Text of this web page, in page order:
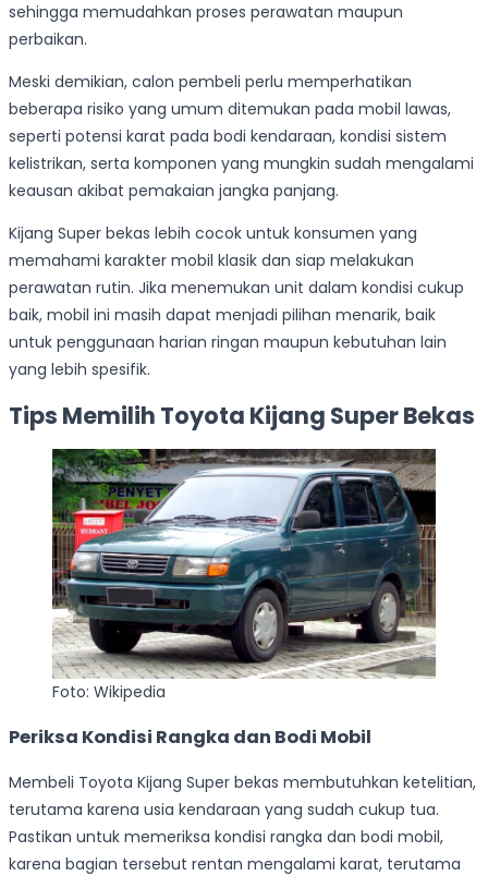
sehingga memudahkan proses perawatan maupun
perbaikan.
Meski demikian, calon pembeli perlu memperhatikan
beberapa risiko yang umum ditemukan pada mobil lawas,
seperti potensi karat pada bodi kendaraan, kondisi sistem
kelistrikan, serta komponen yang mungkin sudah mengalami
keausan akibat pemakaian jangka panjang.
Kijang Super bekas lebih cocok untuk konsumen yang
memahami karakter mobil klasik dan siap melakukan
perawatan rutin. Jika menemukan unit dalam kondisi cukup
baik, mobil ini masih dapat menjadi pilihan menarik, baik
untuk penggunaan harian ringan maupun kebutuhan lain
yang lebih spesifik.
Tips Memilih Toyota Kijang Super Bekas
Foto: Wikipedia
Periksa Kondisi Rangka dan Bodi Mobil
Membeli Toyota Kijang Super bekas membutuhkan ketelitian,
terutama karena usia kendaraan yang sudah cukup tua.
Pastikan untuk memeriksa kondisi rangka dan bodi mobil,
karena bagian tersebut rentan mengalami karat, terutama